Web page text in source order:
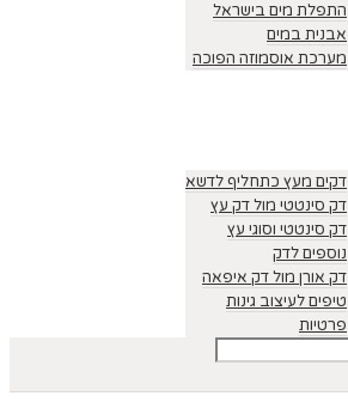
התפלת מים בישראל
אבנית במים
מערכת אוסמוזה הפוכה
דקים מעץ כתחליף לדשא
דק סינטטי מול דק עץ
דק סינטטי וסוגי עץ
נוספים לדק
דק אורן מול דק איפאה
טיפים לעיצוב גינות
פרטיות